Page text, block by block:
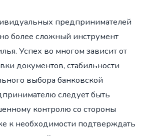
предпринимателей
более сложный инструмент
Успех во многом зависит от
документов, стабильности
выбора банковской
следует быть
контролю со стороны
к необходимости подтверждать